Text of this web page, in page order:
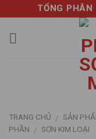
content
TỔNG PHÂN
TRANG CHỦ / SẢN
PHẦN / SƠN KIM LOẠI